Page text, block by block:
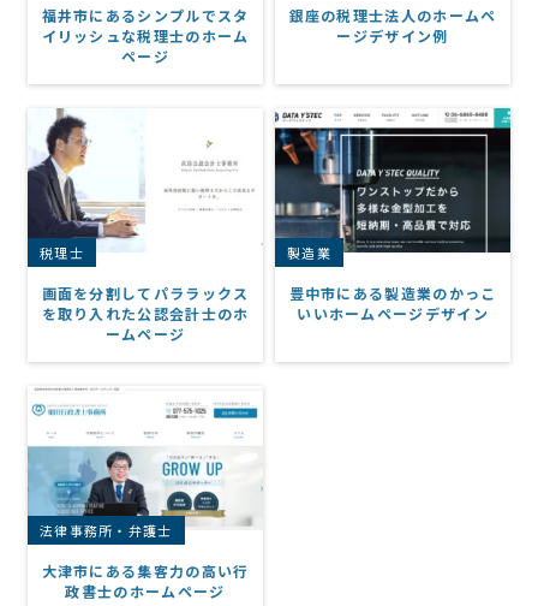
福井市にあるシンプルでスタ
イリッシュな税理士のホーム
ページ
銀座の税理士法人のホームペ
ージデザイン例
税理士
画面を分割してパララックス
を取り入れた公認会計士のホ
ームページ
製造業
豊中市にある製造業のかっこ
いいホームページデザイン
法律事務所・弁護士
大津市にある集客力の高い行
政書士のホームページ